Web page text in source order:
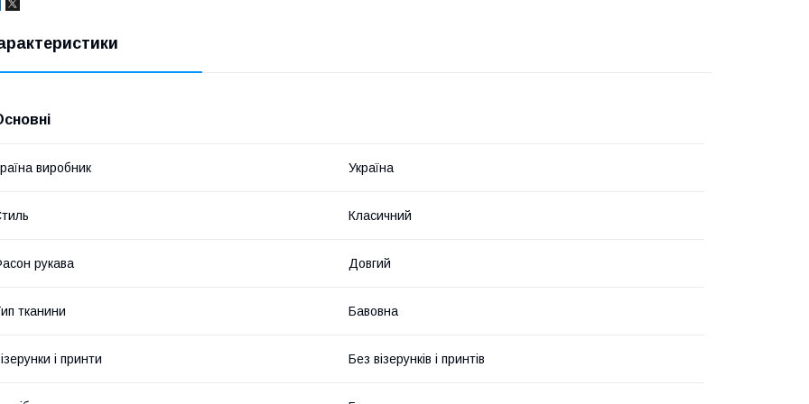
виробник Україна
Класичний
рукава Довгий
тканини Бавовна
і принти Без візерунків і принтів